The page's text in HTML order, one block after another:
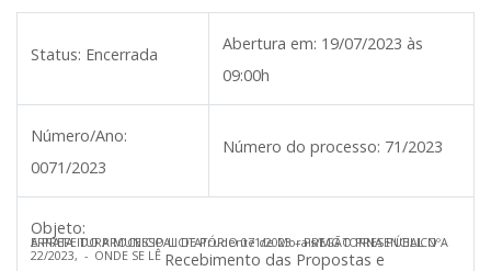
Status: Encerrada
Abertura em: 19/07/2023 às
09:00h
Número/Ano:
0071/2023
Número do processo: 71/2023
Objeto:
A PREFEITURA MUNICIPAL DE Prudente de Morais/MGTORNA PÚBLICO A ERRATA DO PROCESSO LICITATÓRIO 071/2023 – PREGÃO PRESENCIAL Nº
22/2023, - ONDE SE LÊ Recebimento das Propostas e